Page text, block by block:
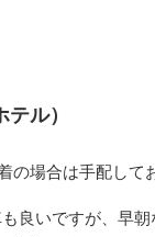
ル）
の場合は手配して
良いですが、早朝